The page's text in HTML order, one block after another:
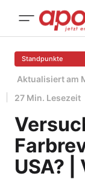
Standpunkte
Aktualisiert am
27 Min. Lesezeit
USA? |